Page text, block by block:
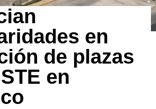
en
de plazas
en